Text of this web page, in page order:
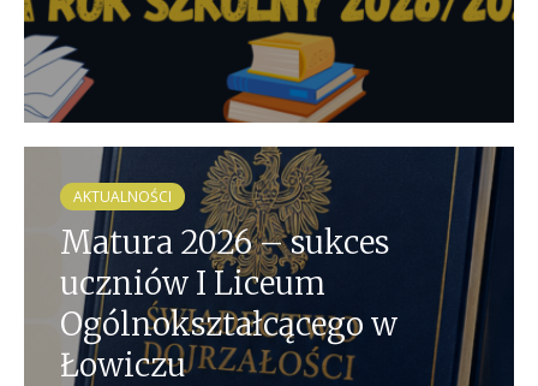
AKTUALNOŚCI
Matura 2026 – sukces
uczniów I Liceum
Ogólnokształcącego w
Łowiczu